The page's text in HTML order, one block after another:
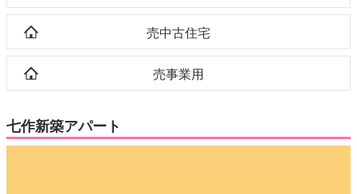
売中古住宅
売事業用
七作新築アパート